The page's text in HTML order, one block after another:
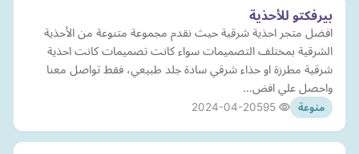
بيرفكتو للأحذية
افضل متجر احذية شرقية حيث نقدم مجموعة متنوعة من الأحذية
الشرقية بمختلف التصميمات سواء كانت تصميمات كانت احذية
شرقية مطرزة او حذاء شرقي سادة جلد طبيعي، فقط تواصل معنا
واحصل علي افض…
منوعة 2024-04-20